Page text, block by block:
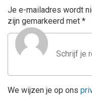
Je e-mailadres wordt
zijn gemarkeerd met *
We wijzen je op ons